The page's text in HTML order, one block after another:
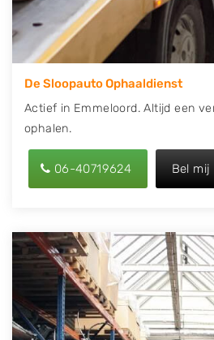
Peugeot, Porsche, Renault,
Toyota, Volkswagen en Volvo.
De Sloopauto Ophaaldienst
Actief in Emmeloord. Altijd een
ophalen.
06-40719624 Bel mij